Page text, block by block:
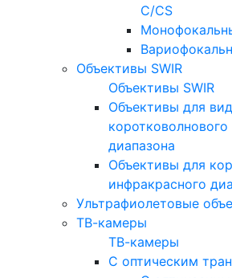
C/CS
Объективы SWIR
Объективы SWIR
Объективы для
диапазона
Объективы для
инфракрасного
Ультрафиолетовые
ТВ-камеры
ТВ-камеры
С оптическим